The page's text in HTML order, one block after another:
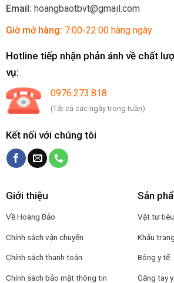
Email: hoangbaotbvt@gmail.com
Giờ mở hàng: 7:00-22:00 hàng ngày
Hotline tiếp nhận phản ánh về chất
vụ:
0976.273.818
(Tất cả các ngày trong tuần)
Kết nối với chúng tôi
Giới thiệu
Về Hoàng Bảo
Chính sách vận chuyển
Chính sách thanh toán
Chính sách bảo mật thông tin
Sản
Vật tư
Khẩu
Bông y tế
Găng tay